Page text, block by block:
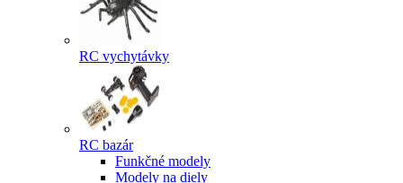
RC vychytávky
RC bazár
Funkčné modely
Modely na diely